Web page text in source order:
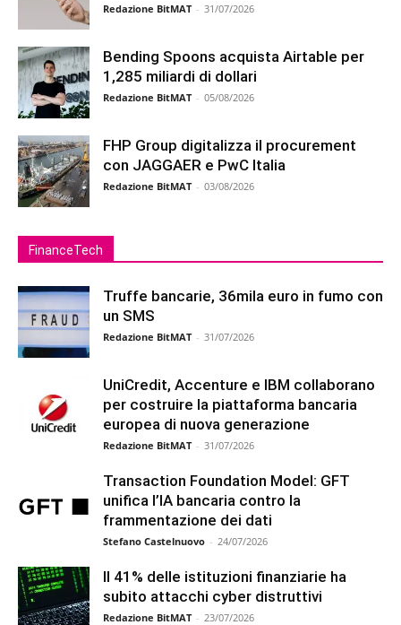
Redazione BitMAT - 31/07/2026
Bending Spoons acquista Airtable per
1,285 miliardi di dollari
Redazione BitMAT - 05/08/2026
FHP Group digitalizza il procurement
con JAGGAER e PwC Italia
Redazione BitMAT - 03/08/2026
FinanceTech
Truffe bancarie, 36mila euro in fumo con
un SMS
Redazione BitMAT - 31/07/2026
UniCredit, Accenture e IBM collaborano
per costruire la piattaforma bancaria
europea di nuova generazione
Redazione BitMAT - 31/07/2026
Transaction Foundation Model: GFT
unifica l’IA bancaria contro la
frammentazione dei dati
Stefano Castelnuovo - 24/07/2026
Il 41% delle istituzioni finanziarie ha
subito attacchi cyber distruttivi
Redazione BitMAT - 23/07/2026